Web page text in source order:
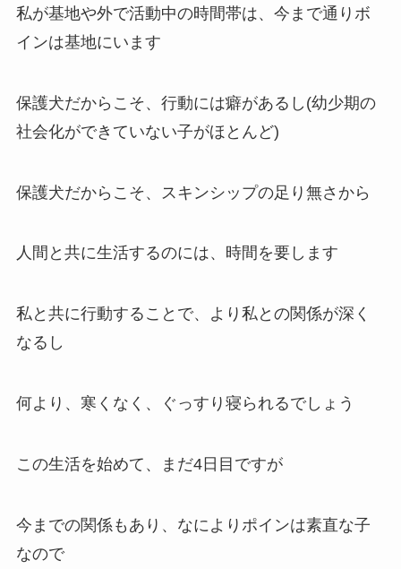
私が基地や外で活動中の時間帯は、今まで通りボ
インは基地にいます
保護犬だからこそ、行動には癖があるし(幼少期の
社会化ができていない子がほとんど)
保護犬だからこそ、スキンシップの足り無さから
人間と共に生活するのには、時間を要します
私と共に行動することで、より私との関係が深く
なるし
何より、寒くなく、ぐっすり寝られるでしょう
この生活を始めて、まだ4日目ですが
今までの関係もあり、なによりポインは素直な子
なので